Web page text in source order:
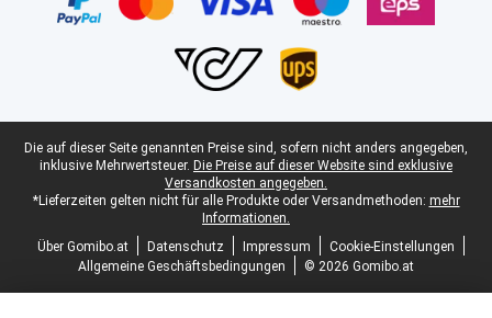
Juristische Fußzeile
Die auf dieser Seite genannten Preise sind, sofern nicht anders angegeben,
inklusive Mehrwertsteuer. Die Preise auf dieser Website sind exklusive
Versandkosten angegeben.
*Lieferzeiten gelten nicht für alle Produkte oder Versandmethoden: mehr
Informationen.
Über Gomibo.at
Datenschutz Impressum
Cookie-Einstellungen
Allgemeine Geschäftsbedingungen
© 2026 Gomibo.at